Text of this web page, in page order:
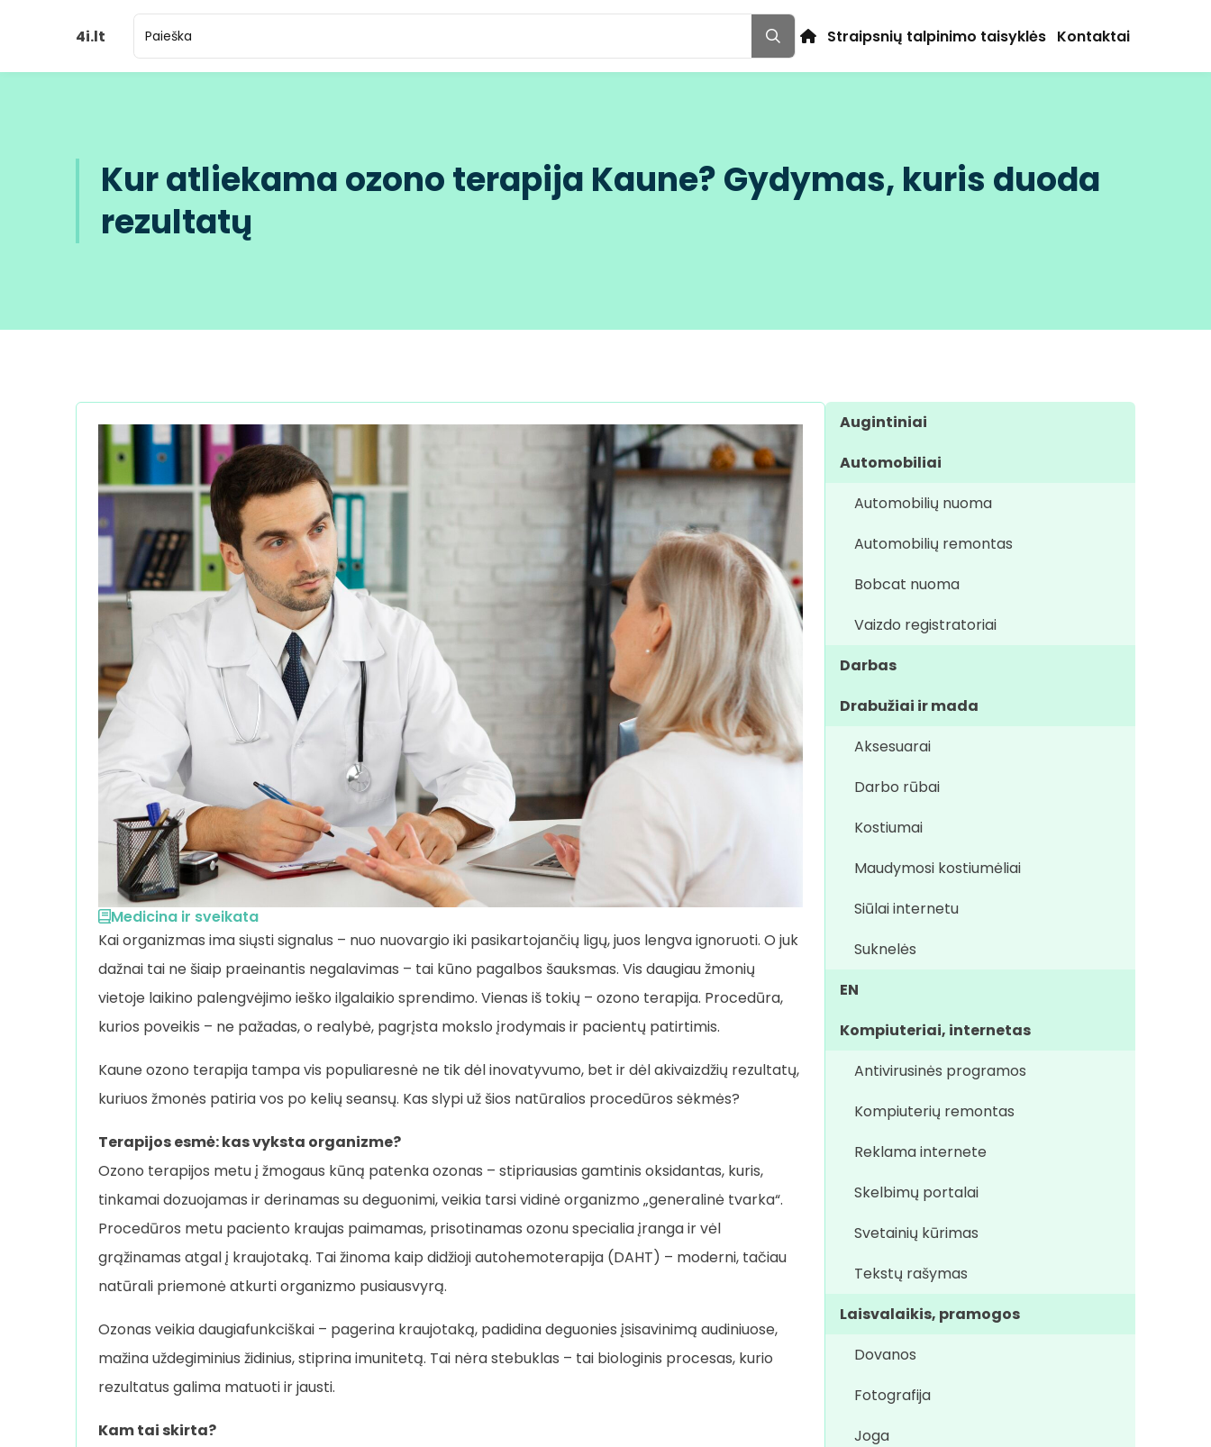
4i.lt Straipsnių talpinimo taisyklės Kontaktai
Kur atliekama ozono terapija Kaune? Gydymas, kuris duoda
rezultatų
Medicina ir sveikata
Kai organizmas ima siųsti signalus – nuo nuovargio iki pasikartojančių ligų, juos lengva ignoruoti. O juk
dažnai tai ne šiaip praeinantis negalavimas – tai kūno pagalbos šauksmas. Vis daugiau žmonių
vietoje laikino palengvėjimo ieško ilgalaikio sprendimo. Vienas iš tokių – ozono terapija. Procedūra,
kurios poveikis – ne pažadas, o realybė, pagrįsta mokslo įrodymais ir pacientų patirtimis.
Kaune ozono terapija tampa vis populiaresnė ne tik dėl inovatyvumo, bet ir dėl akivaizdžių rezultatų,
kuriuos žmonės patiria vos po kelių seansų. Kas slypi už šios natūralios procedūros sėkmės?
Terapijos esmė: kas vyksta organizme?
Ozono terapijos metu į žmogaus kūną patenka ozonas – stipriausias gamtinis oksidantas, kuris,
tinkamai dozuojamas ir derinamas su deguonimi, veikia tarsi vidinė organizmo „generalinė tvarka“.
Procedūros metu paciento kraujas paimamas, prisotinamas ozonu specialia įranga ir vėl
grąžinamas atgal į kraujotaką. Tai žinoma kaip didžioji autohemoterapija (DAHT) – moderni, tačiau
natūrali priemonė atkurti organizmo pusiausvyrą.
Ozonas veikia daugiafunkciškai – pagerina kraujotaką, padidina deguonies įsisavinimą audiniuose,
mažina uždegiminius židinius, stiprina imunitetą. Tai nėra stebuklas – tai biologinis procesas, kurio
rezultatus galima matuoti ir jausti.
Kam tai skirta?
Augintiniai
Automobiliai
Automobilių nuoma
Automobilių remontas
Bobcat nuoma
Vaizdo registratoriai
Darbas
Drabužiai ir mada
Aksesuarai
Darbo rūbai
Kostiumai
Maudymosi kostiumėliai
Siūlai internetu
Suknelės
EN
Kompiuteriai, internetas
Antivirusinės programos
Kompiuterių remontas
Reklama internete
Skelbimų portalai
Svetainių kūrimas
Tekstų rašymas
Laisvalaikis, pramogos
Dovanos
Fotografija
Joga